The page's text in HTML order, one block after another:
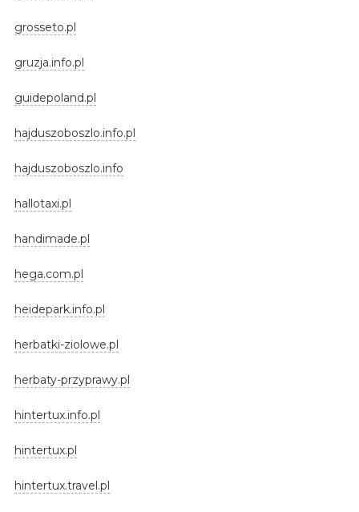
grosseto.pl
gruzja.info.pl
guidepoland.pl
hajduszoboszlo.info.pl
hajduszoboszlo.info
hallotaxi.pl
handimade.pl
hega.com.pl
heidepark.info.pl
herbatki-ziolowe.pl
herbaty-przyprawy.pl
hintertux.info.pl
hintertux.pl
hintertux.travel.pl